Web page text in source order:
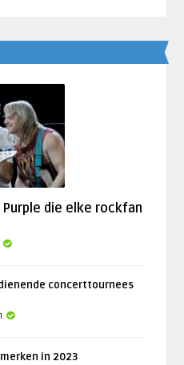
die elke rockfan
concerttournees
in 2023